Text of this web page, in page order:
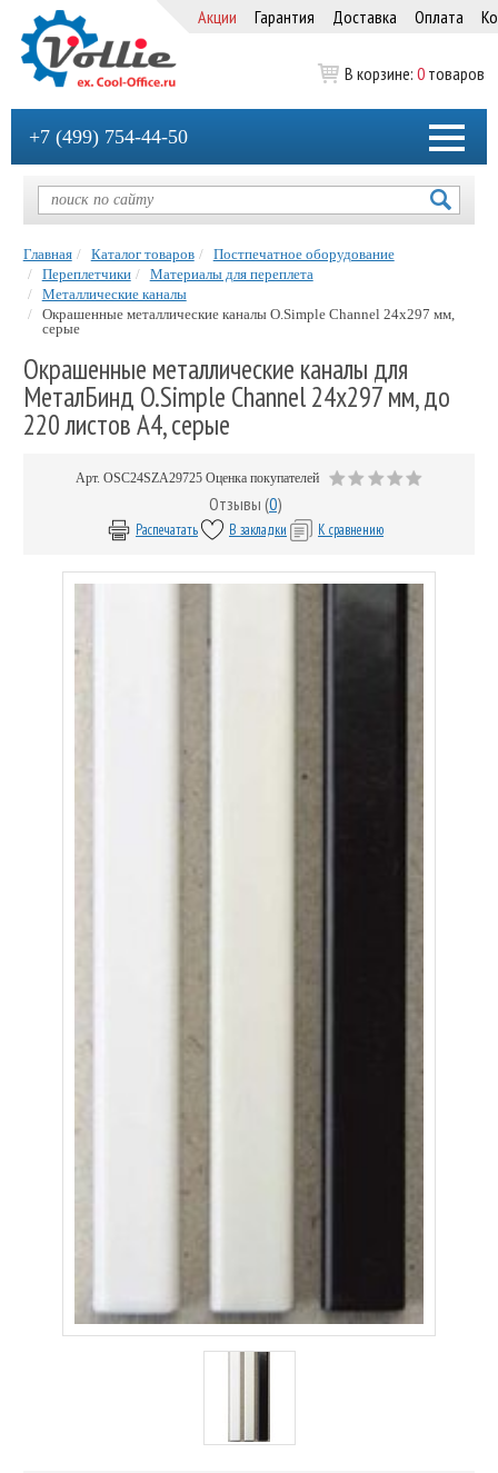
Акции Гарантия Доставка Оплата
В корзине: 0 товаров
+7 (499) 754-44-50
Главная Каталог товаров
Постпечатное оборудование
Переплетчики
Материалы для переплета
Металлические каналы
Окрашенные металлические каналы O.Simple Channel 24х297 мм,
серые
Окрашенные металлические каналы для
МеталБинд O.Simple Channel 24х297 мм, до
220 листов А4, серые
Арт. OSC24SZA29725 Оценка покупателей
Отзывы (0)
Распечатать В закладки К сравнению